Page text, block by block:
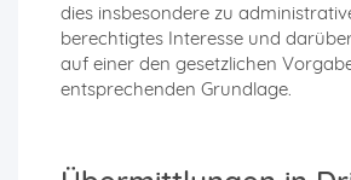
dies insbesondere zu
berechtigtes Interesse und
auf einer den gesetzlichen
entsprechenden Grundlage.